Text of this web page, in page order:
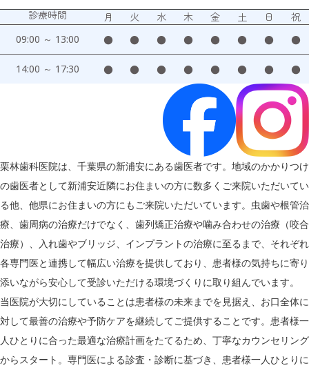
診療時間
月 火 水 木 金 土 日 祝
09:00 ～ 13:00 ● ● ● ● ● ● ● ●
14:00 ～ 17:30 ● ● ● ● ● ● ● ●
栗林歯科医院は、千葉県の新浦安にある歯医者です。地域のかかりつけ
の歯医者として新浦安近隣にお住まいの方に数多くご来院いただいてい
る他、他県にお住まいの方にもご来院いただいています。虫歯や根管治
療、歯周病の治療だけでなく、歯列矯正治療や噛み合わせの治療（咬合
治療）、入れ歯やブリッジ、インプラントの治療に至るまで、それぞれ
各専門医と連携して幅広い治療を提供しており、患者様の気持ちに寄り
添いながら安心して受診いただける環境づくりに取り組んでいます。
当医院が大切にしていることは患者様の未来までを見据え、お口全体に
対して最善の治療や予防ケアを継続してご提供することです。患者様一
人ひとりに合った最適な治療計画をたてるため、丁寧なカウンセリング
からスタート。専門医による診査・診断に基づき、患者様一人ひとりに